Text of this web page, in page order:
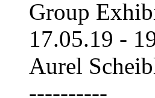
Group
17.05.19 -
Aurel
----------